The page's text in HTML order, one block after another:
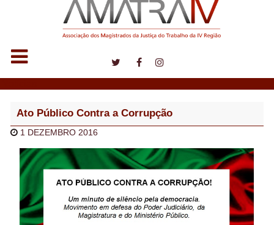
Ato Público Contra a Corrupção
1 DEZEMBRO 2016